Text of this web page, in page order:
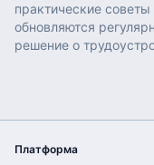
практические
обновляются
решение о
Платформа